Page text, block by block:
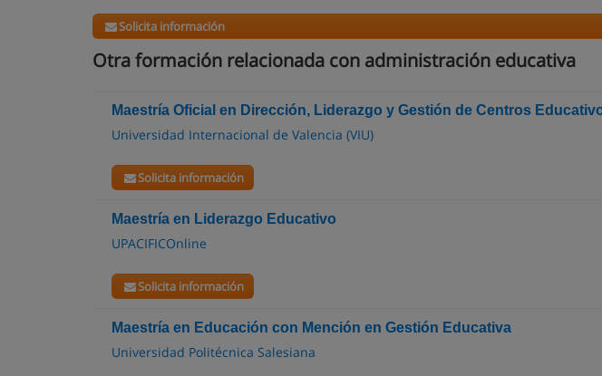
Solicita información
Otra formación relacionada con administración educativa
Maestría Oficial en Dirección, Liderazgo y Gestión de Centros
Universidad Internacional de Valencia (VIU)
Solicita información
Maestría en Liderazgo Educativo
UPACIFICOnline
Solicita información
Maestría en Educación con Mención en Gestión Educativa
Universidad Politécnica Salesiana